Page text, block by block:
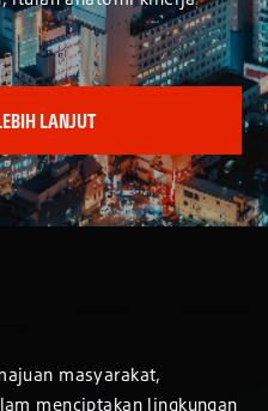
LANJUT
masyarakat,
menciptakan lingkungan